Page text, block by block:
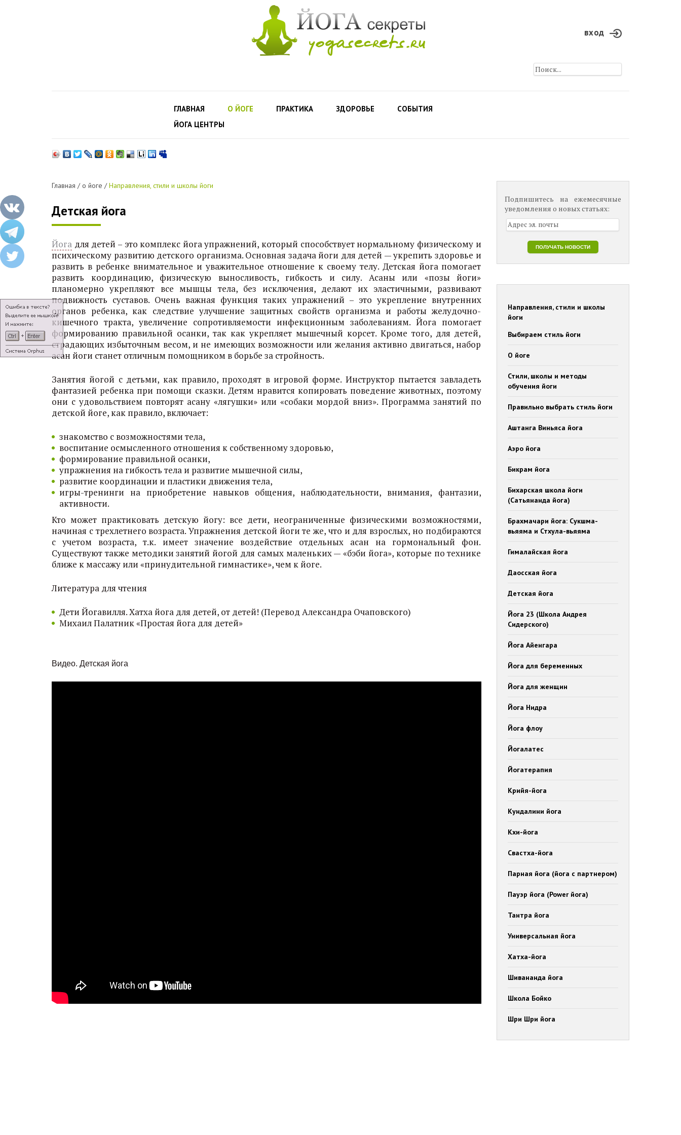
вход
ГЛАВНАЯ О ЙОГЕ ПРАКТИКА ЗДОРОВЬЕ
СОБЫТИЯ
ЙОГА ЦЕНТРЫ
Главная /о йоге /Направления, стили и школы йоги
Детская йога
Йога для детей – это комплекс йога упражнений, который способствует нормальному физическому и
психическому развитию детского организма. Основная задача йоги для детей — укрепить здоровье и
развить в ребенке внимательное и уважительное отношение к своему телу. Детская йога помогает
развить координацию, физическую выносливость, гибкость и силу. Асаны или «позы йоги»
планомерно укрепляют все мышцы тела, без исключения, делают их эластичными, развивают
подвижность суставов. Очень важная функция таких упражнений – это укрепление внутренних
органов ребенка, как следствие улучшение защитных свойств организма и работы желудочно-
кишечного тракта, увеличение сопротивляемости инфекционным заболеваниям. Йога помогает
формированию правильной осанки, так как укрепляет мышечный корсет. Кроме того, для детей,
страдающих избыточным весом, и не имеющих возможности или желания активно двигаться, набор
асан йоги станет отличным помощником в борьбе за стройность.
Занятия йогой с детьми, как правило, проходят в игровой форме. Инструктор пытается завладеть
фантазией ребенка при помощи сказки. Детям нравится копировать поведение животных, поэтому
они с удовольствием повторят асану «лягушки» или «собаки мордой вниз». Программа занятий по
детской йоге, как правило, включает:
знакомство с возможностями тела,
воспитание осмысленного отношения к собственному здоровью,
формирование правильной осанки,
упражнения на гибкость тела и развитие мышечной силы,
развитие координации и пластики движения тела,
игры-тренинги на приобретение навыков общения, наблюдательности, внимания, фантазии,
активности.
Кто может практиковать детскую йогу: все дети, неограниченные физическими возможностями,
начиная с трехлетнего возраста. Упражнения детской йоги те же, что и для взрослых, но подбираются
с учетом возраста, т.к. имеет значение воздействие отдельных асан на гормональный фон.
Существуют также методики занятий йогой для самых маленьких — «бэби йога», которые по технике
ближе к массажу или «принудительной гимнастике», чем к йоге.
Литература для чтения
Дети Йогавилля. Хатха йога для детей, от детей! (Перевод Александра Очаповского)
Михаил Палатник «Простая йога для детей»
Видео. Детская йога
Подпишитесь на ежемесячные
уведомления о новых статьях:
Направления, стили и школы
йоги
Выбираем стиль йоги
О йоге
Стили, школы и методы
обучения йоги
Правильно выбрать стиль йоги
Аштанга Виньяса йога
Аэро йога
Бикрам йога
Бихарская школа йоги
(Сатьянанда йога)
Брахмачари йога: Сукшма-
вьяяма и Стхула-вьяяма
Гималайская йога
Даосская йога
Детская йога
Йога 23 (Школа Андрея
Сидерского)
Йога Айенгара
Йога для беременных
Йога для женщин
Йога Нидра
Йога флоу
Йогалатес
Йогатерапия
Крийя-йога
Кундалини йога
Кхи-йога
Свастха-йога
Парная йога (йога с партнером)
Пауэр йога (Power йога)
Тантра йога
Универсальная йога
Хатха-йога
Шивананда йога
Школа Бойко
Шри Шри йога